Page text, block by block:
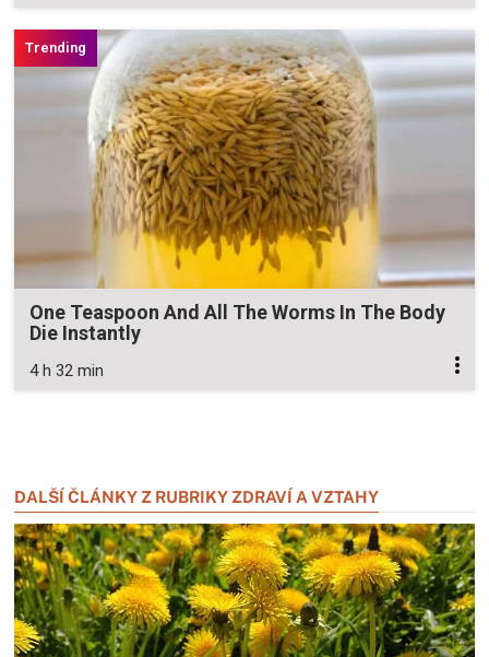
One Teaspoon And All The Worms In The Body
Die Instantly
4 h 32 min
DALŠÍ ČLÁNKY Z RUBRIKY ZDRAVÍ A VZTAHY